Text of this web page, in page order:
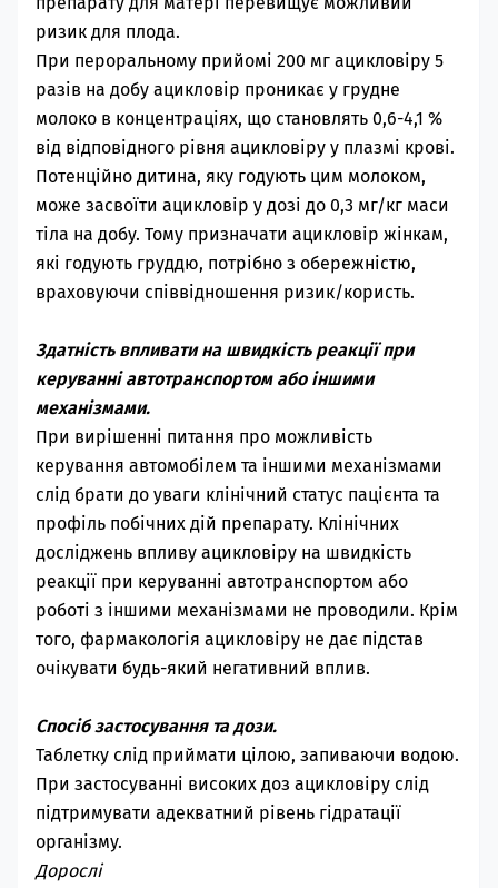
ризик для плода.
При пероральному прийомі 200 мг ацикловіру 5
разів на добу ацикловір проникає у грудне
молоко в концентраціях, що становлять 0,6-4,1 %
від відповідного рівня ацикловіру у плазмі крові.
Потенційно дитина, яку годують цим молоком,
може засвоїти ацикловір у дозі до 0,3 мг/кг маси
тіла на добу. Тому призначати ацикловір жінкам,
які годують груддю, потрібно з обережністю,
враховуючи співвідношення ризик/користь.
Здатність впливати на швидкість реакції при
керуванні автотранспортом або іншими
механізмами.
При вирішенні питання про можливість
керування автомобілем та іншими механізмами
слід брати до уваги клінічний статус пацієнта та
профіль побічних дій препарату. Клінічних
досліджень впливу ацикловіру на швидкість
реакції при керуванні автотранспортом або
роботі з іншими механізмами не проводили. Крім
того, фармакологія ацикловіру не дає підстав
очікувати будь-який негативний вплив.
Спосіб застосування та дози.
Таблетку слід приймати цілою, запиваючи водою.
При застосуванні високих доз ацикловіру слід
підтримувати адекватний рівень гідратації
організму.
Дорослі